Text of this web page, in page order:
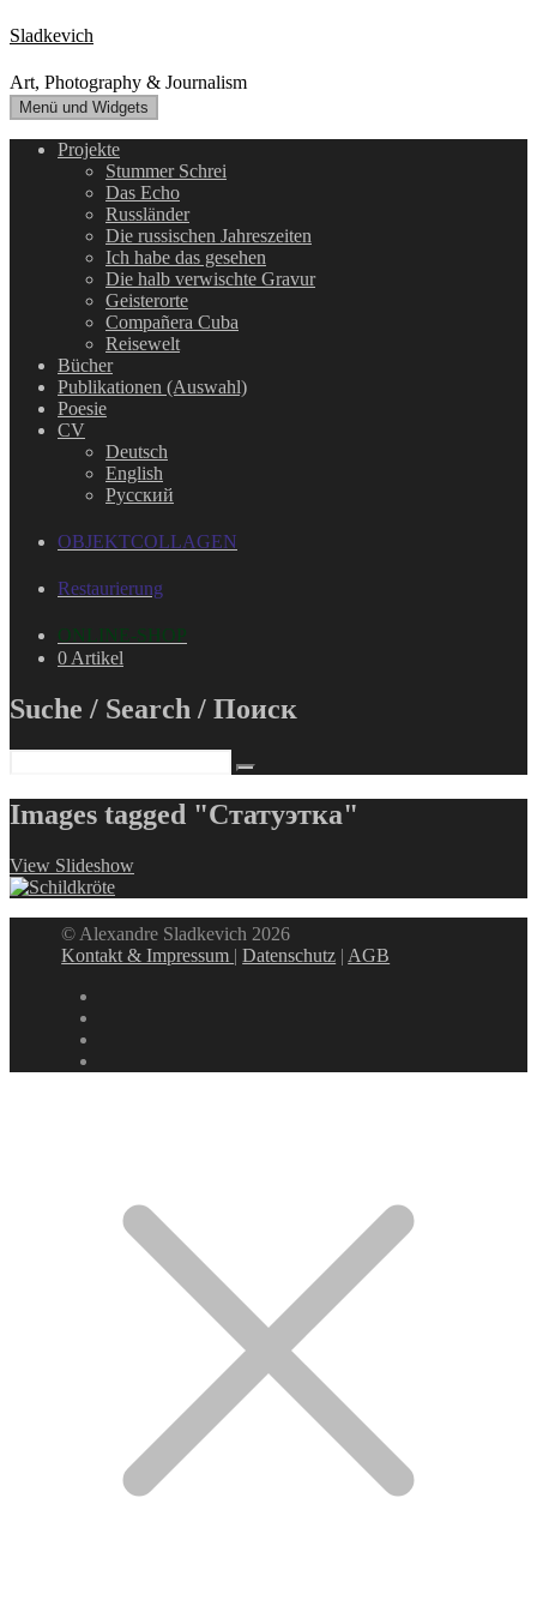
Zum
Inhalt
springen
Sladkevich
Art, Photography & Journalism
Menü und Widgets
Projekte
Stummer Schrei
Das Echo
Russländer
Die russischen Jahreszeiten
Ich habe das gesehen
Die halb verwischte Gravur
Geisterorte
Compañera Cuba
Reisewelt
Bücher
Publikationen (Auswahl)
Poesie
CV
Deutsch
English
Русский
OBJEKTCOLLAGEN
Restaurierung
ONLINE-SHOP
0 Artikel
Suche / Search / Поиск
Images tagged "Статуэтка"
View Slideshow
© Alexandre Sladkevich 2026
Kontakt & Impressum |Datenschutz | AGB